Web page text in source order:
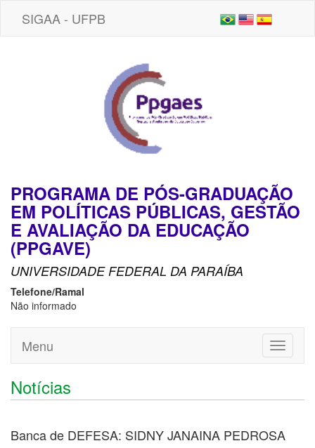
SIGAA - UFPB
PROGRAMA DE PÓS-GRADUAÇÃO
EM POLÍTICAS PÚBLICAS, GESTÃO
E AVALIAÇÃO DA EDUCAÇÃO
(PPGAVE)
UNIVERSIDADE FEDERAL DA PARAÍBA
Telefone/Ramal
Não informado
Toggle
Menu
Notícias
Banca de DEFESA: SIDNY JANAINA PEDROSA